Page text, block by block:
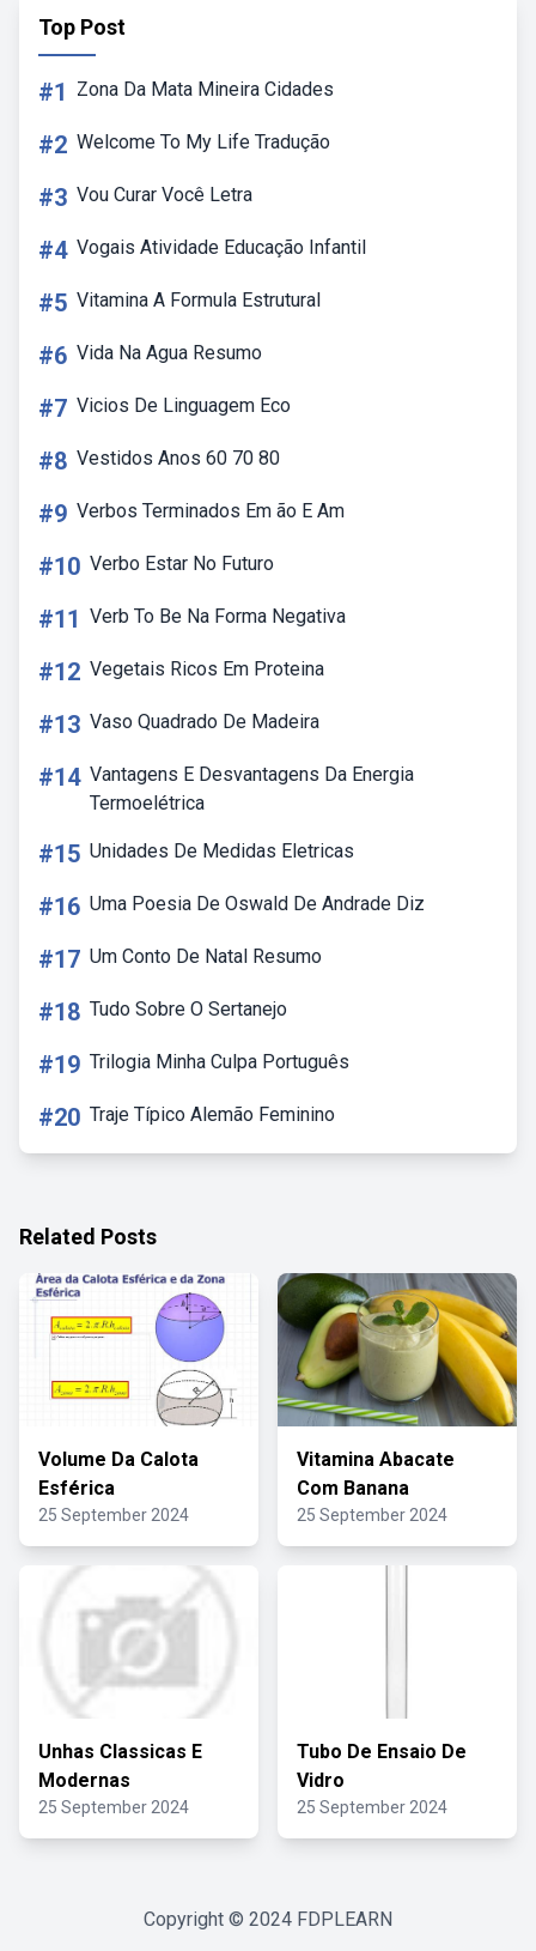
Top Post
#1 Zona Da Mata Mineira Cidades
#2 Welcome To My Life Tradução
#3 Vou Curar Você Letra
#4 Vogais Atividade Educação Infantil
#5 Vitamina A Formula Estrutural
#6 Vida Na Agua Resumo
#7 Vicios De Linguagem Eco
#8 Vestidos Anos 60 70 80
#9 Verbos Terminados Em ão E Am
#10 Verbo Estar No Futuro
#11 Verb To Be Na Forma Negativa
#12 Vegetais Ricos Em Proteina
#13 Vaso Quadrado De Madeira
#14 Vantagens E Desvantagens Da Energia
Termoelétrica
#15 Unidades De Medidas Eletricas
#16 Uma Poesia De Oswald De Andrade Diz
#17 Um Conto De Natal Resumo
#18 Tudo Sobre O Sertanejo
#19 Trilogia Minha Culpa Português
#20 Traje Típico Alemão Feminino
Related Posts
Volume Da Calota
Esférica
25 September 2024
Vitamina Abacate
Com Banana
25 September 2024
Unhas Classicas E
Modernas
25 September 2024
Tubo De Ensaio De
Vidro
25 September 2024
Copyright © 2024 FDPLEARN